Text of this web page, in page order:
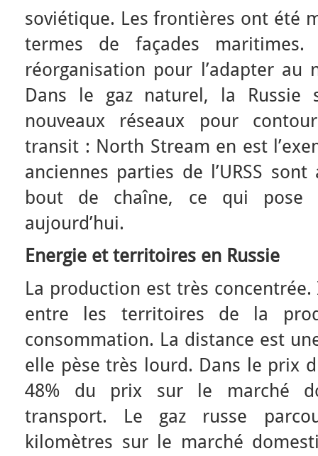
soviétique. Les frontières ont été
termes de façades maritimes.
réorganisation pour l’adapter au
Dans le gaz naturel, la Russie
nouveaux réseaux pour
transit : North Stream en est
anciennes parties de l’URSS
bout de chaîne, ce qui pose
aujourd’hui.
Energie et territoires en Russie
La production est très concentrée.
entre les territoires de la
consommation. La distance est
elle pèse très lourd. Dans le prix
48% du prix sur le marché
transport. Le gaz russe
kilomètres sur le marché